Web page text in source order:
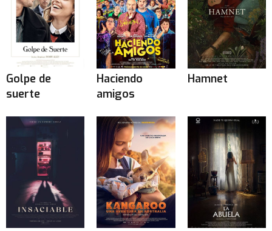
Golpe de
suerte
Haciendo
amigos
Hamnet